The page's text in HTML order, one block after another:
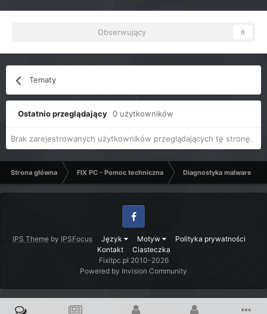
Obserwujący 0
Tematy
Ostatnio przeglądający 0 użytkowników
Brak zarejestrowanych użytkowników przeglądających tę stronę.
Strona główna FIX PC - Pomoc techniczna Diagnostyka malware -
IPS Theme by IPSFocus Język Motyw
Polityka prywatności
Kontakt
Ciasteczka
Facebook
Fixitpc.pl 2010-2026
Powered by Invision Community